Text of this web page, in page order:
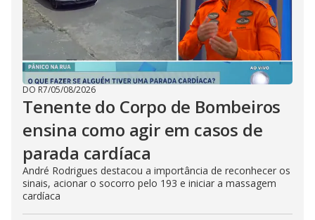
DO R7/05/08/2026
Tenente do Corpo de Bombeiros
ensina como agir em casos de
parada cardíaca
André Rodrigues destacou a importância de reconhecer os
sinais, acionar o socorro pelo 193 e iniciar a massagem
cardíaca